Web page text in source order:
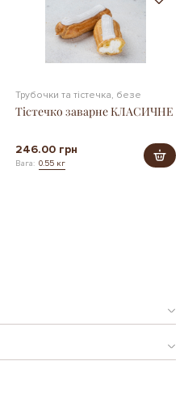
Трубочки та тістечка, безе
Тістечко заварне КЛАСИЧНЕ
246.00 грн
Вага: 0.55 кг